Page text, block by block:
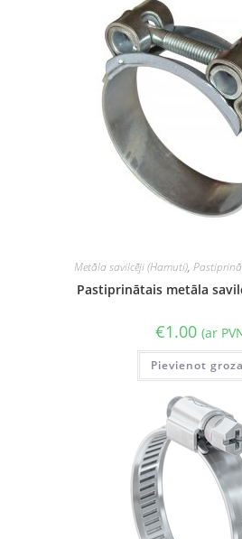
Metāla savilcēji (Hamuti),
Pastiprinātais metāla
€1.00 (ar
Pievienot